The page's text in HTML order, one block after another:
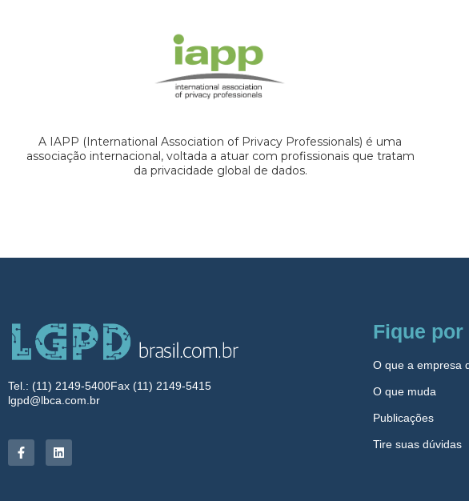
A IAPP (International Association of Privacy Professionals) é uma
associação internacional, voltada a atuar com profissionais que tratam
da privacidade global de dados.
Tel.: (11) 2149-5400Fax (11) 2149-5415
lgpd@lbca.com.br
Fique
O que a empresa
O que muda
Publicações
Tire suas dúvidas